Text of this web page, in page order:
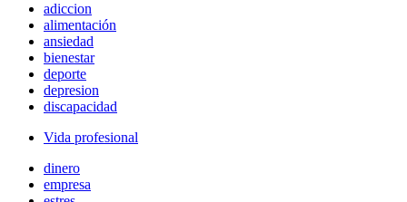
adiccion
alimentación
ansiedad
bienestar
deporte
depresion
discapacidad
Vida profesional
dinero
empresa